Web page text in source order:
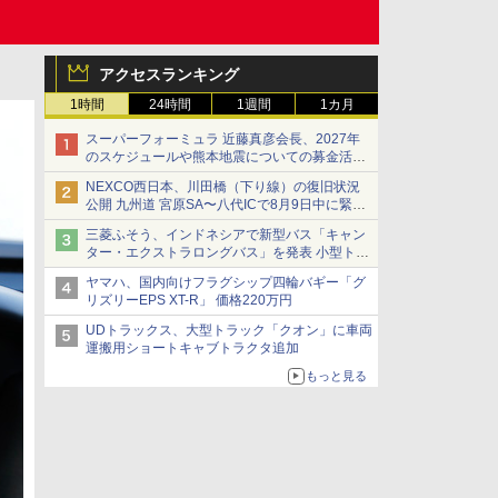
アクセスランキング
1時間 24時間 1週間 1カ月
スーパーフォーミュラ 近藤真彦会長、2027年
のスケジュールや熊本地震についての募金活動
を紹介
NEXCO西日本、川田橋（下り線）の復旧状況
公開 九州道 宮原SA〜八代ICで8月9日中に緊急
車両を通行可能に
三菱ふそう、インドネシアで新型バス「キャン
ター・エクストラロングバス」を発表 小型トラ
ックベースの観光・旅客輸送向けバス
ヤマハ、国内向けフラグシップ四輪バギー「グ
リズリーEPS XT-R」 価格220万円
UDトラックス、大型トラック「クオン」に車両
運搬用ショートキャブトラクタ追加
もっと見る